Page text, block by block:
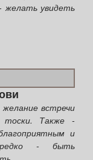
желать увидеть
встречи
тоски. Также -
и
- быть